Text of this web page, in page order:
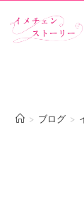
> ブログ >